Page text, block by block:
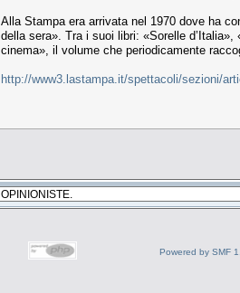
Alla Stampa era arrivata nel 1970 dove ha
della sera». Tra i suoi libri: «Sorelle
cinema», il volume che periodicamente
http://www3.lastampa.it/spettacoli/sezioni/
Powered by SMF